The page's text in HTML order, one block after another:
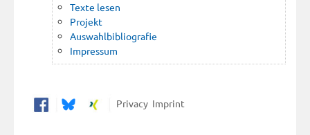
Texte lesen
Projekt
Auswahlbibliografie
Impressum
PrivacyImprint